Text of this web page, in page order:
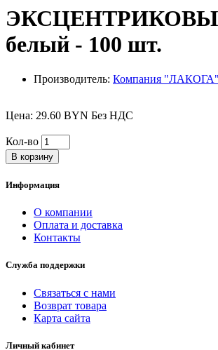
ЭКСЦЕНТРИКОВЫЙ
белый - 100 шт.
Производитель: Компания "ЛАКОГА"
Цена: 29.60 BYN Без НДС
Кол-во
В корзину
Информация
О компании
Оплата и доставка
Контакты
Служба поддержки
Связаться с нами
Возврат товара
Карта сайта
Личный кабинет